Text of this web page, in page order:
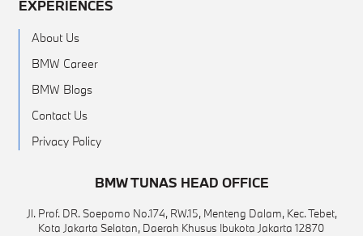
EXPERIENCES
About Us
BMW Career
BMW Blogs
Contact Us
Privacy Policy
BMW TUNAS HEAD OFFICE
Jl. Prof. DR. Soepomo No.174, RW.15, Menteng Dalam, Kec. Tebet,
Kota Jakarta Selatan, Daerah Khusus Ibukota Jakarta 12870